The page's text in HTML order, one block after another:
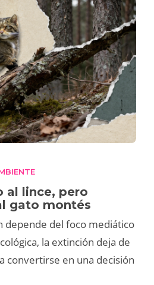
al lince, pero
gato montés
depende del foco mediático
la extinción deja de
convertirse en una decisión